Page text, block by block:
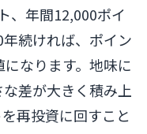
、年間12,000ポイ
続ければ、ポイン
なります。地味に
差が大きく積み上
再投資に回すこと